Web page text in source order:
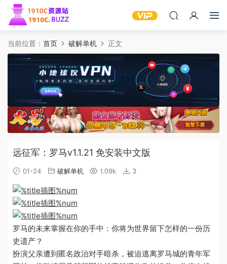
当前位置： 首页 破解单机 正文
远征军：罗马v1.1.21 免安装中文版
01-24 破解单机 1.09k 3
罗马的未来掌握在你的手中：你将为世界留下怎样的一份历
史遗产？
扮演父亲遭到匿名政治对手暗杀，被迫逃离罗马城的青年军